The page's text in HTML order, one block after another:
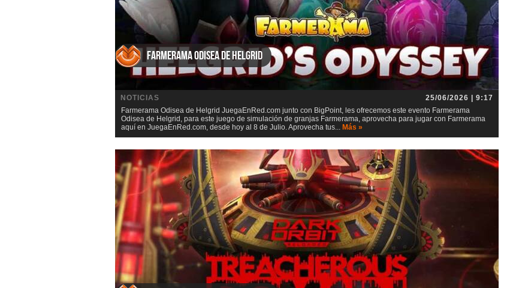
Farmerama Odisea de Helgrid
NOTICIAS
25/06/2026 | 9:17
Farmerama Odisea de Helgrid JuegaEnRed.com junto con BigPoint, les ofrecemos este evento Farmerama
Odisea de Helgrid, para este juego de simulación de granjas Farmerama, aprovecha para jugar con Farmerama
aquí en JuegaEnRed.com, desde hoy al 8 de Julio. Aprovecha tus... Más »